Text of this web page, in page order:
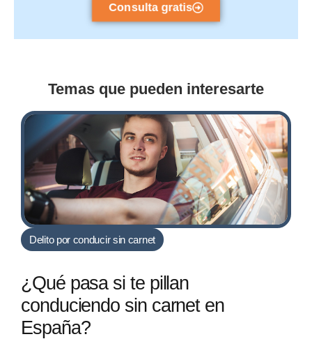
Consulta gratis
Temas que pueden interesarte
Delito por conducir sin carnet
¿Qué pasa si te pillan
conduciendo sin carnet en
España?